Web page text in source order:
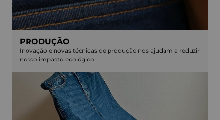
PRODUÇÃO
Inovação e novas técnicas de produção nos ajudam a reduzir
nosso impacto ecológico.